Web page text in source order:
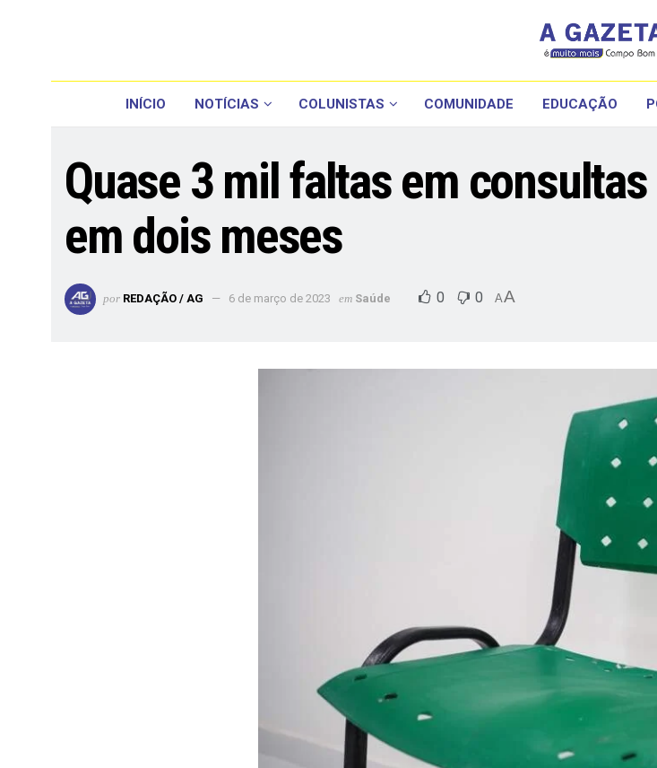
INÍCIO NOTÍCIAS COLUNISTAS COMUNIDADE EDUCAÇÃO
Quase 3 mil faltas em
em dois meses
por REDAÇÃO / AG 6 de março de 2023 em Saúde 0 0 AA